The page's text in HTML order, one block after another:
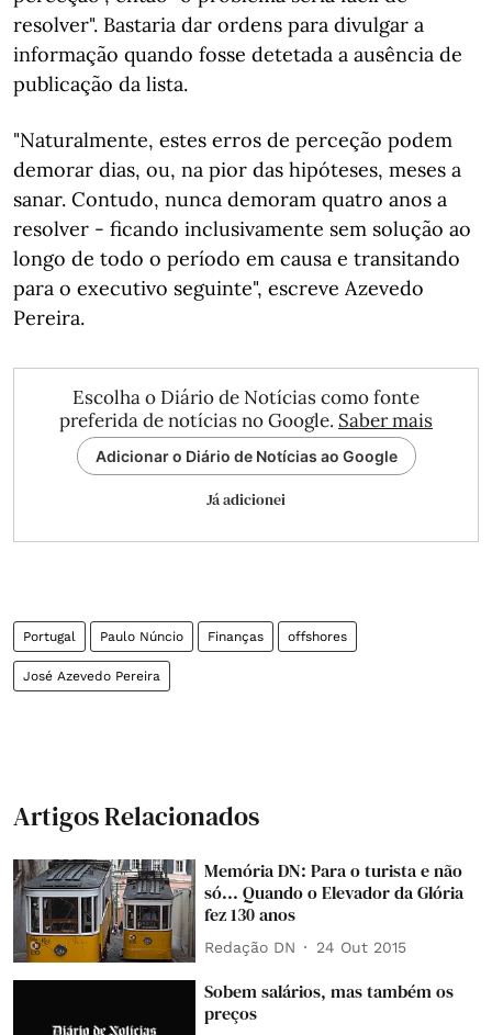
resolver". Bastaria dar ordens para divulgar a
informação quando fosse detetada a ausência de
publicação da lista.
"Naturalmente, estes erros de perceção podem
demorar dias, ou, na pior das hipóteses, meses a
sanar. Contudo, nunca demoram quatro anos a
resolver - ficando inclusivamente sem solução ao
longo de todo o período em causa e transitando
para o executivo seguinte", escreve Azevedo
Pereira.
Escolha o Diário de Notícias como fonte
preferida de notícias no Google. Saber mais
Adicionar o Diário de Notícias ao Google
Já adicionei
Portugal Paulo Núncio Finanças offshores
José Azevedo Pereira
Artigos Relacionados
Memória DN: Para o turista e não
só... Quando o Elevador da Glória
fez 130 anos
Redação DN 24 Out 2015
Sobem salários, mas também os
preços